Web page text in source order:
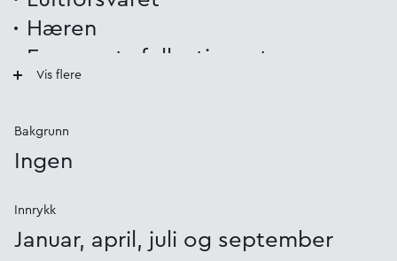
Hæren
Forsvarets fellestjenester
Stridstrenbataljonen
Vis flere
Bakgrunn
Ingen
Innrykk
Januar, april, juli og september